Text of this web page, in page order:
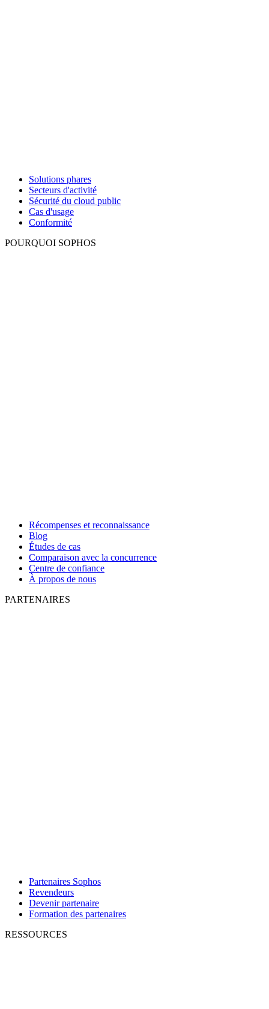
Solutions phares
Secteurs d'activité
Sécurité du cloud public
Cas d'usage
Conformité
POURQUOI SOPHOS
Récompenses et reconnaissance
Blog
Études de cas
Comparaison avec la concurrence
Centre de confiance
À propos de nous
PARTENAIRES
Partenaires Sophos
Revendeurs
Devenir partenaire
Formation des partenaires
RESSOURCES